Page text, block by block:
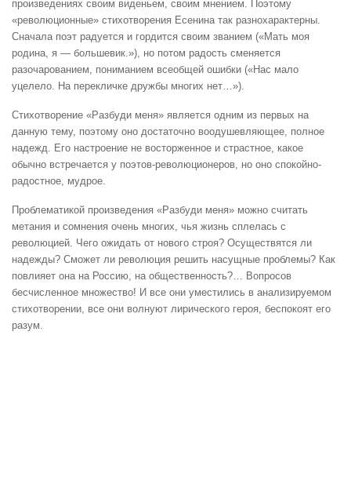
произведениях своим виденьем, своим мнением. Поэтому
«революционные» стихотворения Есенина так разнохарактерны.
Сначала поэт радуется и гордится своим званием («Мать моя
родина, я — большевик.»), но потом радость сменяется
разочарованием, пониманием всеобщей ошибки («Нас мало
уцелело. На перекличке дружбы многих нет…»).
Стихотворение «Разбуди меня» является одним из первых на
данную тему, поэтому оно достаточно воодушевляющее, полное
надежд. Его настроение не восторженное и страстное, какое
обычно встречается у поэтов-революционеров, но оно спокойно-
радостное, мудрое.
Проблематикой произведения «Разбуди меня» можно считать
метания и сомнения очень многих, чья жизнь сплелась с
революцией. Чего ожидать от нового строя? Осуществятся ли
надежды? Сможет ли революция решить насущные проблемы? Как
повлияет она на Россию, на общественность?… Вопросов
бесчисленное множество! И все они уместились в анализируемом
стихотворении, все они волнуют лирического героя, беспокоят его
разум.